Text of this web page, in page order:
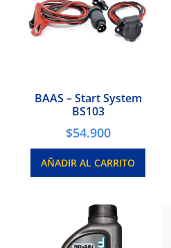
BAAS – Start System
BS103
$54.900
AÑADIR AL CARRITO